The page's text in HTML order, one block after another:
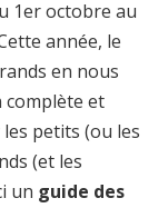
1er octobre au
année, le
en nous
et
petits (ou les
(et les
un guide des